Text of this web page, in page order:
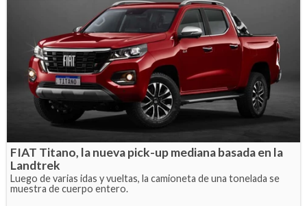
FIAT Titano, la nueva pick-up mediana basada en la
Landtrek
Luego de varias idas y vueltas, la camioneta de una tonelada se
muestra de cuerpo entero.